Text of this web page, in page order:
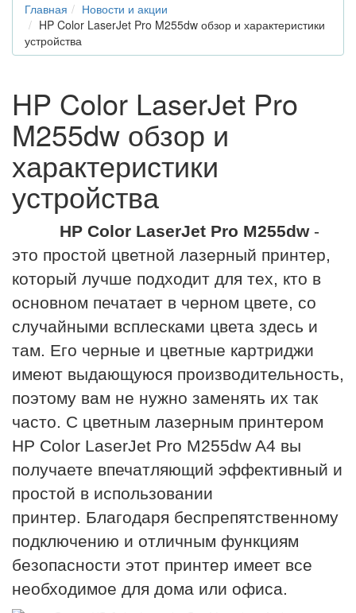
Главная
Новости и акции
HP Color LaserJet Pro M255dw обзор и характеристики
устройства
HP Color LaserJet Pro
M255dw обзор и
характеристики
устройства
HP Color LaserJet Pro M255dw-
это простой цветной лазерный принтер,
который лучше подходит для тех, кто в
основном печатает в черном цвете, со
случайными всплесками цвета здесь и
там. Его черные и цветные картриджи
имеют выдающуюся производительность,
поэтому вам не нужно заменять их так
часто. С цветным лазерным принтером
HP Color LaserJet Pro M255dw A4 вы
получаете впечатляющий эффективный и
простой в использовании
принтер. Благодаря беспрепятственному
подключению и отличным функциям
безопасности этот принтер имеет все
необходимое для дома или офиса.